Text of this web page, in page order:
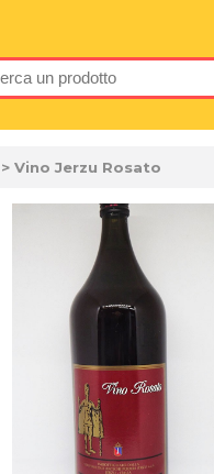
> Vino Jerzu Rosato